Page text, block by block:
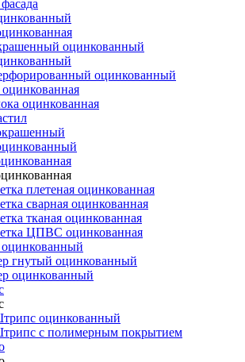
оцинкованный
оцинкованный
оцинкованная
плетеная оцинкованная
сварная оцинкованная
тканая оцинкованная
ЦПВС оцинкованная
гнутый оцинкованный
оцинкованный
оцинкованный
с полимерным покрытием